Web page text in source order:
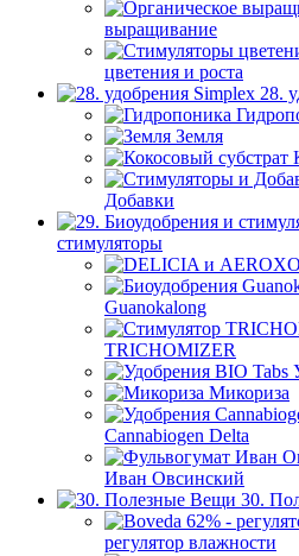
выращивание
цветения и роста
28.
Земля
Добавки
стимуляторы
Guanokalong
TRICHOMIZER
Микориза
Cannabiogen Delta
Иван Овсинский
30.
регулятор влажности